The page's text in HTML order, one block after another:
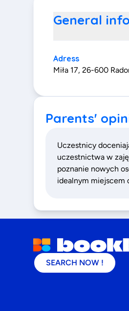
General
Adress
Miła 17, 26-600
Parents'
Uczestnicy
uczestnictwa w
poznanie nowych
idealnym miejscem
SEARCH NOW !